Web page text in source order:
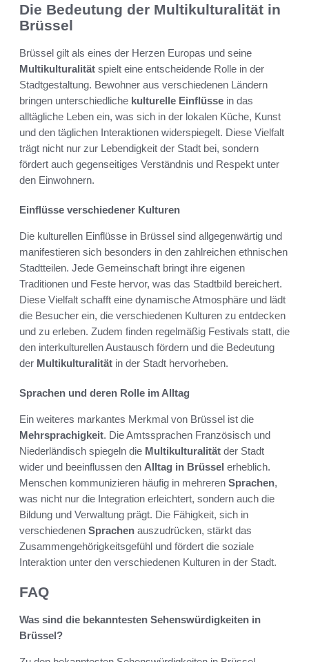
Die Bedeutung der Multikulturalität in
Brüssel
Brüssel gilt als eines der Herzen Europas und seine
Multikulturalität spielt eine entscheidende Rolle in der
Stadtgestaltung. Bewohner aus verschiedenen Ländern
bringen unterschiedliche kulturelle Einflüsse in das
alltägliche Leben ein, was sich in der lokalen Küche, Kunst
und den täglichen Interaktionen widerspiegelt. Diese Vielfalt
trägt nicht nur zur Lebendigkeit der Stadt bei, sondern
fördert auch gegenseitiges Verständnis und Respekt unter
den Einwohnern.
Einflüsse verschiedener Kulturen
Die kulturellen Einflüsse in Brüssel sind allgegenwärtig und
manifestieren sich besonders in den zahlreichen ethnischen
Stadtteilen. Jede Gemeinschaft bringt ihre eigenen
Traditionen und Feste hervor, was das Stadtbild bereichert.
Diese Vielfalt schafft eine dynamische Atmosphäre und lädt
die Besucher ein, die verschiedenen Kulturen zu entdecken
und zu erleben. Zudem finden regelmäßig Festivals statt, die
den interkulturellen Austausch fördern und die Bedeutung
der Multikulturalität in der Stadt hervorheben.
Sprachen und deren Rolle im Alltag
Ein weiteres markantes Merkmal von Brüssel ist die
Mehrsprachigkeit. Die Amtssprachen Französisch und
Niederländisch spiegeln die Multikulturalität der Stadt
wider und beeinflussen den Alltag in Brüssel erheblich.
Menschen kommunizieren häufig in mehreren Sprachen,
was nicht nur die Integration erleichtert, sondern auch die
Bildung und Verwaltung prägt. Die Fähigkeit, sich in
verschiedenen Sprachen auszudrücken, stärkt das
Zusammengehörigkeitsgefühl und fördert die soziale
Interaktion unter den verschiedenen Kulturen in der Stadt.
FAQ
Was sind die bekanntesten Sehenswürdigkeiten in
Brüssel?